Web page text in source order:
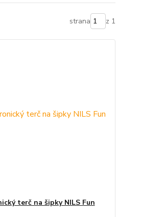
strana z 1
terč na šipky NILS Fun